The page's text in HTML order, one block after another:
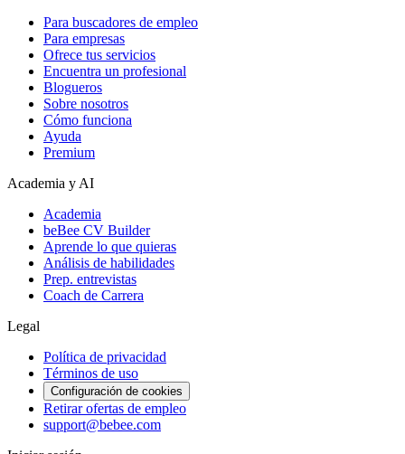
Para buscadores de empleo
Para empresas
Ofrece tus servicios
Encuentra un profesional
Blogueros
Sobre nosotros
Cómo funciona
Ayuda
Premium
Academia y AI
Academia
beBee CV Builder
Aprende lo que quieras
Análisis de habilidades
Prep. entrevistas
Coach de Carrera
Legal
Política de privacidad
Términos de uso
Configuración de cookies
Retirar ofertas de empleo
support@bebee.com